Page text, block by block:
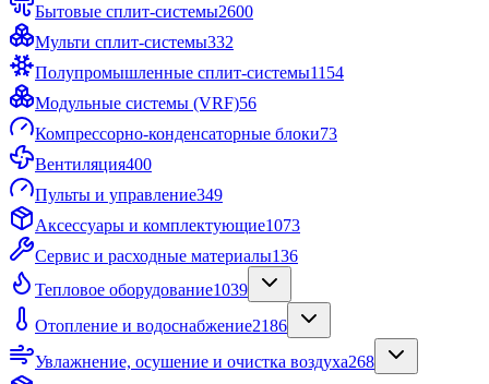
Бытовые сплит-системы2600
Мульти сплит-системы332
Полупромышленные сплит-системы1154
Модульные системы (VRF)56
Компрессорно-конденсаторные блоки73
Вентиляция400
Пульты и управление349
Аксессуары и комплектующие1073
Сервис и расходные материалы136
Тепловое оборудование1039
Отопление и водоснабжение2186
Увлажнение, осушение и очистка воздуха268